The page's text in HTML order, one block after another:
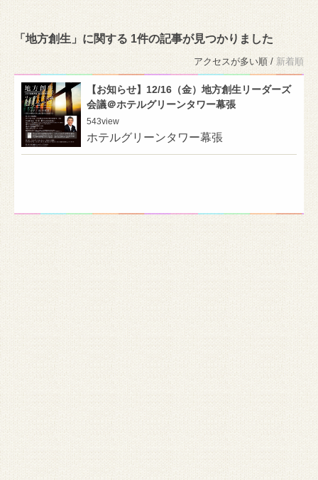
「地方創生」に関する 1件の記事が見つかりました
アクセスが多い順 / 新着順
【お知らせ】12/16（金）地方創生リーダーズ
会議＠ホテルグリーンタワー幕張
543view
ホテルグリーンタワー幕張